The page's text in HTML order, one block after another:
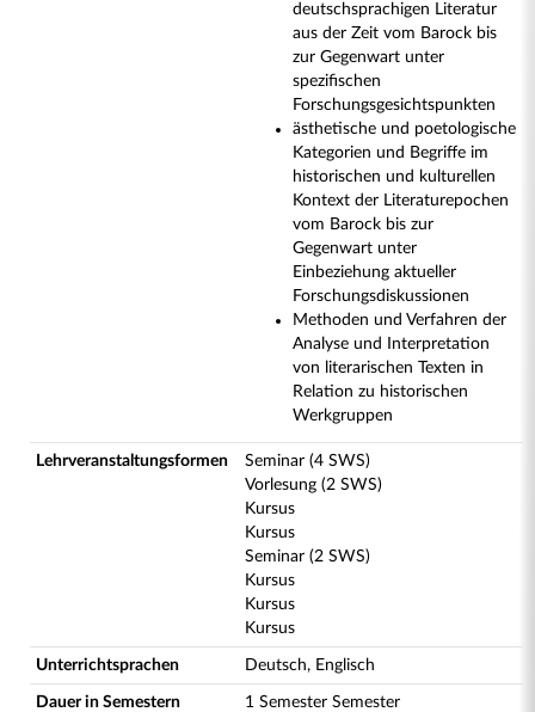
deutschsprachigen Literatur
aus der Zeit vom Barock bis
zur Gegenwart unter
spezifischen
Forschungsgesichtspunkten
ästhetische und poetologische
Kategorien und Begriffe im
historischen und kulturellen
Kontext der Literaturepochen
vom Barock bis zur
Gegenwart unter
Einbeziehung aktueller
Forschungsdiskussionen
Methoden und Verfahren der
Analyse und Interpretation
von literarischen Texten in
Relation zu historischen
Werkgruppen
Lehrveranstaltungsformen
Seminar (4 SWS)
Vorlesung (2 SWS)
Kursus
Kursus
Seminar (2 SWS)
Kursus
Kursus
Kursus
Unterrichtsprachen Deutsch, Englisch
Dauer in Semestern 1 Semester Semester